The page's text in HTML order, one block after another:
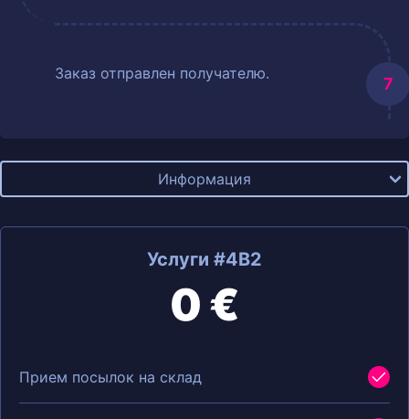
Заказ отправлен получателю.
Информация
Услуги #4B2
0 €
Прием посылок на склад